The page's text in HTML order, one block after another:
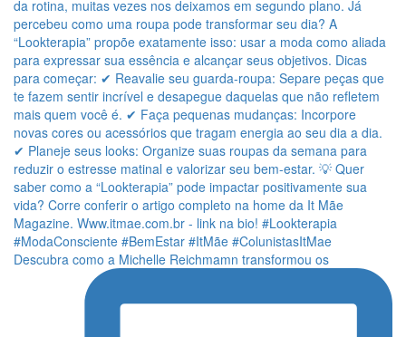
Descubra como a Michelle Reichmamn transformou os